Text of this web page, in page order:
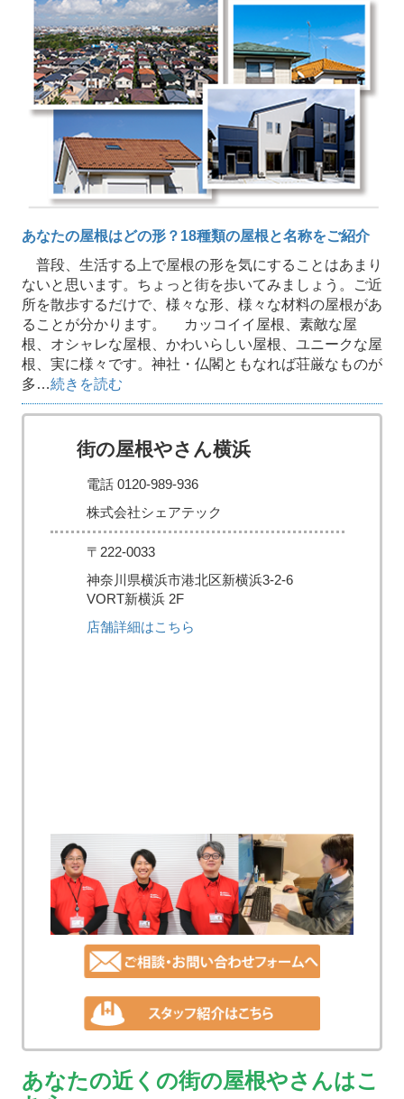
あなたの屋根はどの形？18種類の屋根と名称をご紹介
普段、生活する上で屋根の形を気にすることはあまり
ないと思います。ちょっと街を歩いてみましょう。ご近
所を散歩するだけで、様々な形、様々な材料の屋根があ
ることが分かります。 カッコイイ屋根、素敵な屋
根、オシャレな屋根、かわいらしい屋根、ユニークな屋
根、実に様々です。神社・仏閣ともなれば荘厳なものが
多…続きを読む
街の屋根やさん横浜
電話 0120-989-936
株式会社シェアテック
〒222-0033
神奈川県横浜市港北区新横浜3-2-6
VORT新横浜 2F
店舗詳細はこちら
あなたの近くの街の屋根やさんはこ